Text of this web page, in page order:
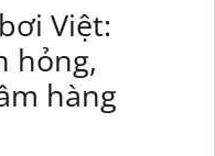
Việt:
hỏng,
hàng